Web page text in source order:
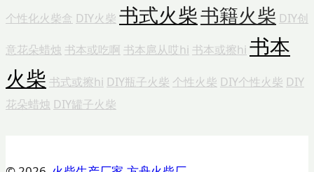
个性化火柴盒 DIY火柴 书式火柴书籍火柴 DIY创
意花朵蜡烛 书本或吃啊 书本扈从哎hi 书本或擦hi 书本
火柴 书式或擦hi DIY瓶子火柴 个性火柴 DIY个性火柴 DIY
花朵蜡烛 DIY罐子火柴